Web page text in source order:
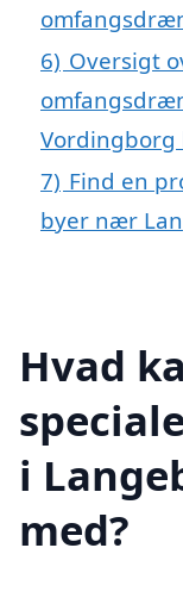
6) Oversigt
Vordingborg
7) Find en
byer nær
Hvad
i
med?